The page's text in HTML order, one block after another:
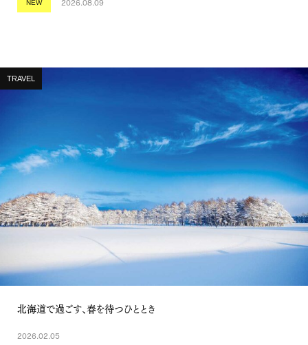
NEW 2026.08.09
TRAVEL
北海道で過ごす、春を待つひととき
2026.02.05